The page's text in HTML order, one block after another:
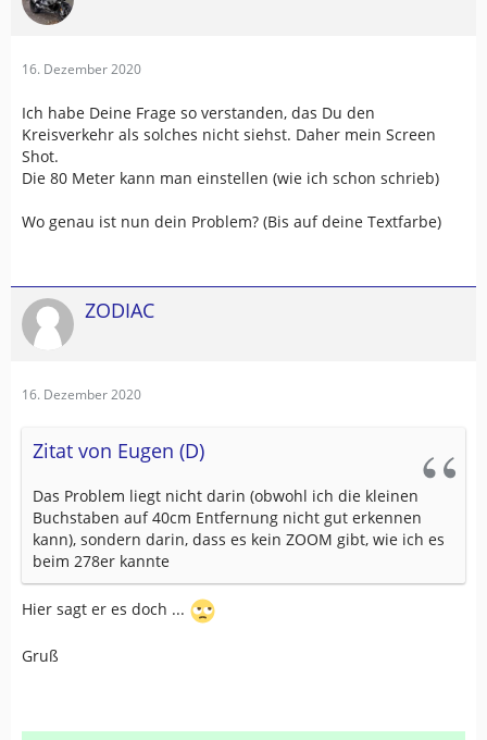
16. Dezember 2020
Ich habe Deine Frage so verstanden, das Du den
Kreisverkehr als solches nicht siehst. Daher mein Screen
Shot.
Die 80 Meter kann man einstellen (wie ich schon schrieb)
Wo genau ist nun dein Problem? (Bis auf deine Textfarbe)
ZODIAC
16. Dezember 2020
Zitat von Eugen (D)
Das Problem liegt nicht darin (obwohl ich die kleinen
Buchstaben auf 40cm Entfernung nicht gut erkennen
kann), sondern darin, dass es kein ZOOM gibt, wie ich es
beim 278er kannte
Hier sagt er es doch ...
Gruß